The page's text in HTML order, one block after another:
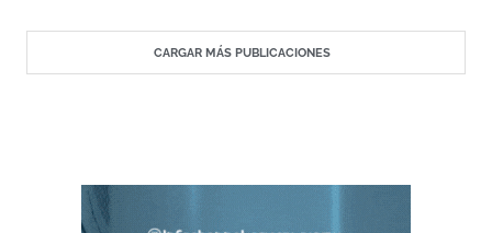
CARGAR MÁS PUBLICACIONES